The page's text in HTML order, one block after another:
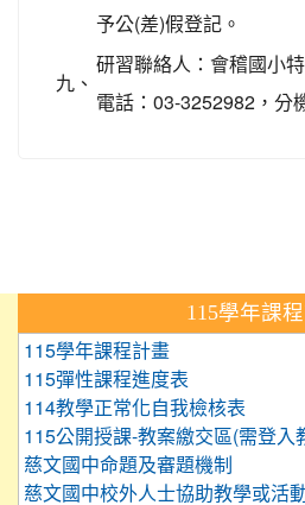
予公(差)假登記。
九、
研習聯絡人：會稽國小
電話：03-3252982，分
115學年課
115學年課程計畫
115彈性課程進度表
114教學正常化自我檢核表
115公開授課-教案繳交區(需登入
慈文國中命題及審題機制
慈文國中校外人士協助教學或活